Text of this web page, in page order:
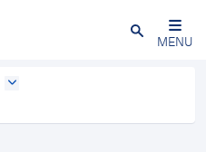
Schließen
MENU